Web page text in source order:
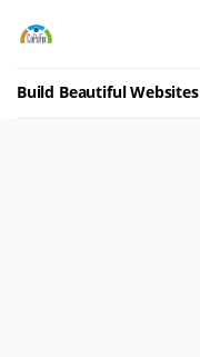
Build Beautiful Websites